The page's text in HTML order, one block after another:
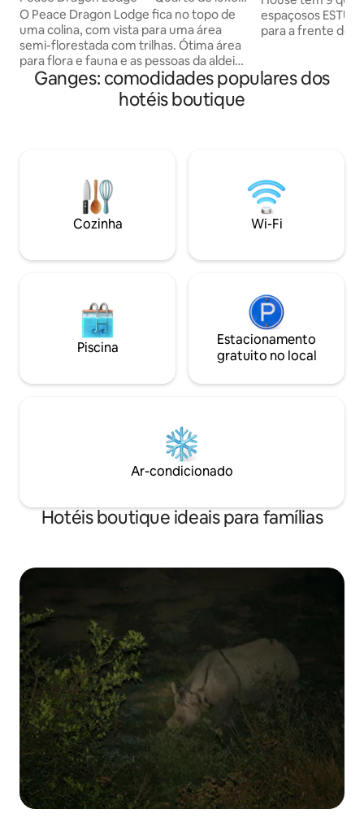
duplo — vista/varanda
O Peace Dragon Lodge fica no topo de
uma colina, com vista para uma área
semi-florestada com trilhas. Ótima área
para flora e fauna e as pessoas da aldeia
são sempre amigáveis, criando um belo
ambiente. Nosso Lodge é bom para
casais e aventuras individuais. A quatro
turística à beira do lago fica a 15 minutos
de táxi/ 1 hora a pé/ 55 minutos a pé +
passeio de barco Aeroporto de Pokhara
a 25 minutos de táxi
espaçosos
para a frente do
esculpidas em
SIMPLES/
uma cama de
banheiro
Ganges: comodidades populares dos
hotéis boutique
Cozinha Wi-Fi
Piscina
Estacionamento
gratuito no local
Ar-condicionado
Hotéis boutique ideais para famílias